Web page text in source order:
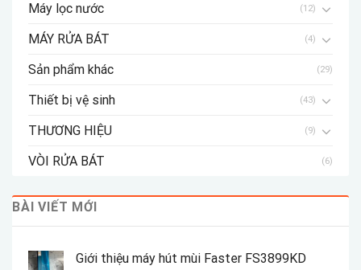
Máy lọc nước (12)
MÁY RỬA BÁT (4)
Sản phẩm khác (29)
Thiết bị vệ sinh (43)
THƯƠNG HIỆU (9)
VÒI RỬA BÁT (6)
BÀI VIẾT MỚI
Giới thiệu máy hút mùi Faster FS3899KD